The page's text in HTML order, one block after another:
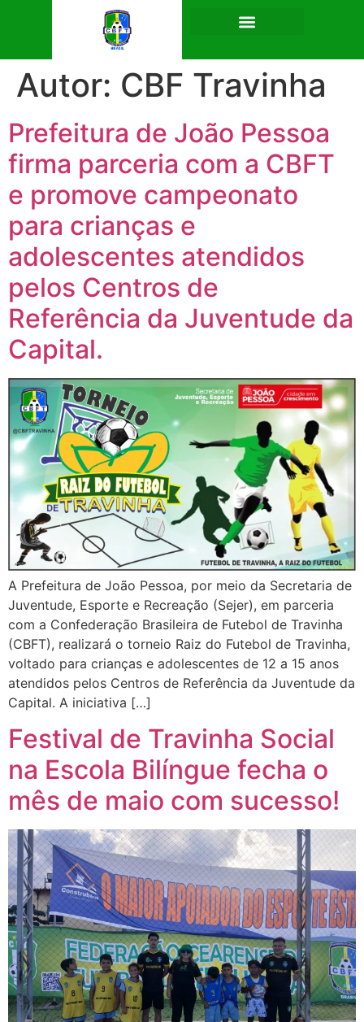
Autor: CBF Travinha
Prefeitura de João Pessoa
firma parceria com a CBFT
e promove campeonato
para crianças e
adolescentes atendidos
pelos Centros de
Referência da Juventude da
Capital.
A Prefeitura de João Pessoa, por meio da Secretaria de
Juventude, Esporte e Recreação (Sejer), em parceria
com a Confederação Brasileira de Futebol de Travinha
(CBFT), realizará o torneio Raiz do Futebol de Travinha,
voltado para crianças e adolescentes de 12 a 15 anos
atendidos pelos Centros de Referência da Juventude da
Capital. A iniciativa […]
Festival de Travinha Social
na Escola Bilíngue fecha o
mês de maio com sucesso!